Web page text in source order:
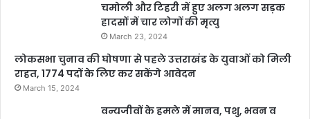
चमोली और टिहरी में हुए अलग अलग सड़क
हादसों में चार लोगों की मृत्यु
March 23, 2024
लोकसभा चुनाव की घोषणा से पहले उत्तराखंड के युवाओं को मिली
राहत, 1774 पदों के लिए कर सकेंगे आवेदन
March 15, 2024
वन्यजीवों के हमले में मानव, पशु, भवन व